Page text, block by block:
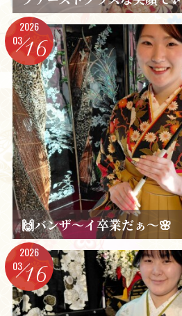
2026
0316
🙌バンザ～イ卒業だぁ～🌸
2026
0316